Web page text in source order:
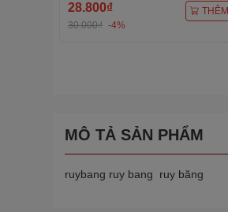
28.800₫
30.000₫ -4%
THÊM
MÔ TẢ SẢN PHẨM
ruybang ruy bang ruy băng